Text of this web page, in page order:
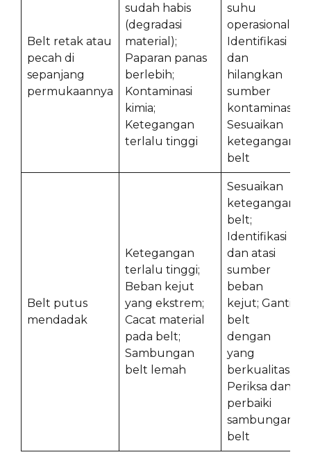
Belt retak atau
pecah di
sepanjang
permukaannya
sudah habis
(degradasi
material);
Paparan panas
berlebih;
Kontaminasi
kimia;
Ketegangan
terlalu tinggi
suhu
operasional;
Identifikasi
dan
hilangkan
sumber
kontaminasi;
Sesuaikan
ketegangan
belt
Belt putus
mendadak
Ketegangan
terlalu tinggi;
Beban kejut
yang ekstrem;
Cacat material
pada belt;
Sambungan
belt lemah
Sesuaikan
ketegangan
belt;
Identifikasi
dan atasi
sumber
beban
kejut; Ganti
belt
dengan
yang
berkualitas;
Periksa dan
perbaiki
sambungan
belt